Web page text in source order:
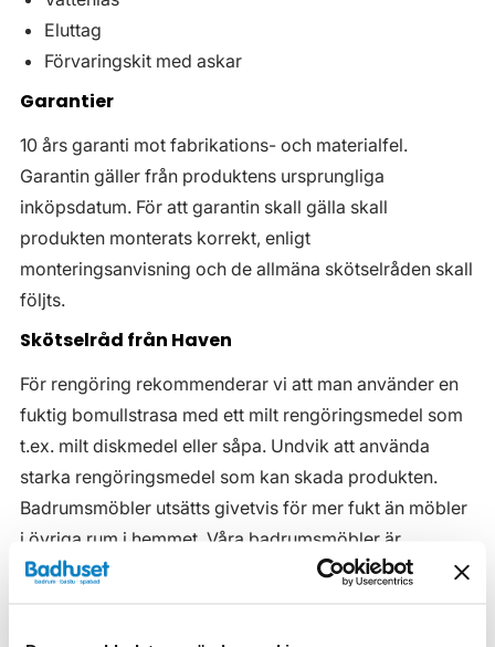
Eluttag
Förvaringskit med askar
Garantier
10 års garanti mot fabrikations- och materialfel.
Garantin gäller från produktens ursprungliga
inköpsdatum. För att garantin skall gälla skall
produkten monterats korrekt, enligt
monteringsanvisning och de allmäna skötselråden skall
följts.
Skötselråd från Haven
För rengöring rekommenderar vi att man använder en
fuktig bomullstrasa med ett milt rengöringsmedel som
t.ex. milt diskmedel eller såpa. Undvik att använda
starka rengöringsmedel som kan skada produkten.
Badrumsmöbler utsätts givetvis för mer fukt än möbler
i övriga rum i hemmet. Våra badrumsmöbler är
anpassade för badrummet och gjorda i fukttåliga